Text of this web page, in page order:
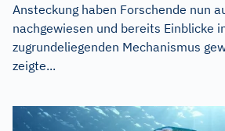
Ansteckung haben Forschende nun
nachgewiesen und bereits Einblicke
zugrundeliegenden Mechanismus
zeigte...